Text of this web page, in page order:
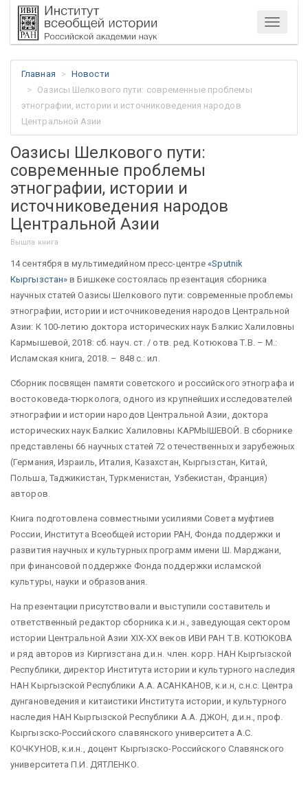
Меню
Главная
Новости
Оазисы Шелкового пути: современные проблемы
этнографии, истории и источниковедения народов
Центральной Азии
Оазисы Шелкового пути:
современные проблемы
этнографии, истории и
источниковедения народов
Центральной Азии
Вышла книга
14 сентября в мультимедийном пресс-центре «Sputnik
Кыргызстан»в Бишкеке состоялась презентация сборника
научных статей Оазисы Шелкового пути: современные проблемы
этнографии, истории и источниковедения народов Центральной
Азии: К 100-летию доктора исторических наук Балкис Халиловны
Кармышевой, 2018: сб. науч. ст. / отв. ред. Котюкова Т.В. – М.:
Исламская книга, 2018. – 848 с.: ил.
Сборник посвящен памяти советского и российского этнографа и
востоковеда-тюрколога, одного из крупнейших исследователей
этнографии и истории народов Центральной Азии, доктора
исторических наук Балкис Халиловны КАРМЫШЕВОЙ. В сборнике
представлены 66 научных статей 72 отечественных и зарубежных
(Германия, Израиль, Италия, Казахстан, Кыргызстан, Китай,
Польша, Таджикистан, Туркменистан, Узбекистан, Франция)
авторов.
Книга подготовлена совместными усилиями Совета муфтиев
России, Института Всеобщей истории РАН, Фонда поддержки и
развития научных и культурных программ имени Ш. Марджани,
при финансовой поддержке Фонда поддержки исламской
культуры, науки и образования.
На презентации присутствовали и выступили составитель и
ответственный редактор сборника к.и.н., заведующая сектором
истории Центральной Азии XIX-XX веков ИВИ РАН Т.В. КОТЮКОВА
и ряд авторов из Киргизстана д.и.н. член. корр. НАН Кыргызской
Республики, директор Института истории и культурного наследия
НАН Кыргызской Республики А.А. АСАНКАНОВ, к.и.н, с.н.с. Центра
дунгановедения и китаистики Института истории, и культурного
наследия НАН Кыргызской Республики А.А. ДЖОН, д.и.н., проф.
Кыргызско-Российского славянского университета А.С.
КОЧКУНОВ, к.и.н., доцент Кыргызско-Российского Славянского
университета П.И. ДЯТЛЕНКО.